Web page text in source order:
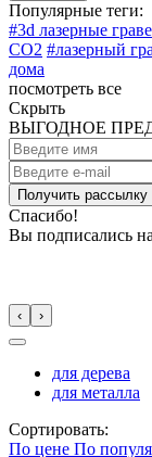
Популярные теги:
#3d лазерные
CO2 #лазерный
дома
посмотреть все
Скрыть
ВЫГОДНОЕ
Спасибо!
Вы подписались
‹ ›
для дерева
для металла
Сортировать:
По цене По